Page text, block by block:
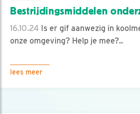
Bestrijdingsmiddelen
16.10.24 Is er gif aanwezig in
onze omgeving? Help je mee?..
lees meer